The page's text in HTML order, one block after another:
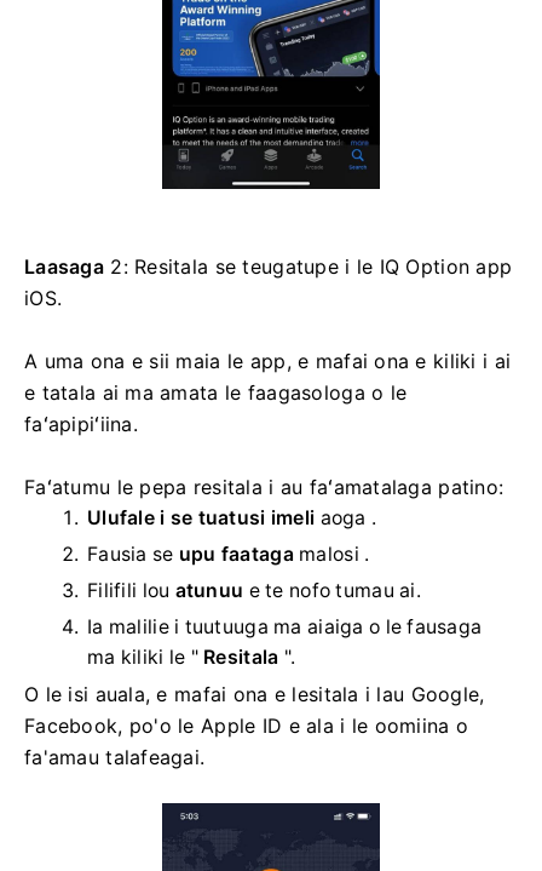
Laasaga2: Resitala se teugatupe i le IQ Option app
iOS.
A uma ona e sii maia le app, e mafai ona e kiliki i ai
e tatala ai ma amata le faagasologa o le
faʻapipiʻiina.
Faʻatumu le pepa resitala i au faʻamatalaga patino:
Ulufale i se tuatusi imeli aoga .
Fausia se upu faataga malosi .
Filifili lou atunuu e te nofo tumau ai.
Ia malilie i tuutuuga ma aiaiga o le fausaga
ma kiliki le " Resitala ".
O le isi auala, e mafai ona e lesitala i lau Google,
Facebook, po'o le Apple ID e ala i le oomiina o
fa'amau talafeagai.